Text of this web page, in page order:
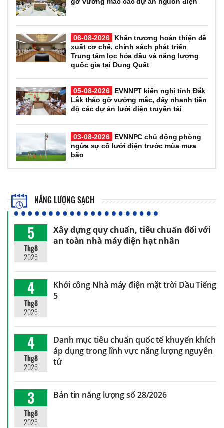
06-08-2026
Khẩn trương hoàn thiện đề
xuất cơ chế, chính sách phát triển
Trung tâm lọc hóa dầu và năng lượng
quốc gia tại Dung Quất
05-08-2026
EVNNPT kiến nghị tỉnh Đắk
Lắk tháo gỡ vướng mắc, đẩy nhanh tiến
độ các dự án lưới điện truyền tải
03-08-2026
EVNNPC chủ động phòng
ngừa sự cố lưới điện trước mùa mưa
bão
NĂNG LƯỢNG SẠCH
5
Thg8
2026
Xây dựng quy chuẩn, tiêu chuẩn đối với
an toàn nhà máy điện hạt nhân
4
Thg8
2026
Khởi công Nhà máy điện mặt trời Dầu Tiếng
5
4
Thg8
2026
Danh mục tiêu chuẩn quốc tế khuyến khích
áp dụng trong lĩnh vực năng lượng nguyên
tử
3
Thg8
2026
Bản tin năng lượng số 28/2026